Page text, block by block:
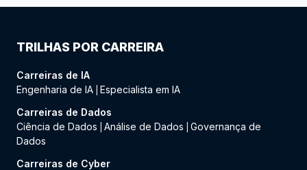
TRILHAS POR CARREIRA
Carreiras de IA
Engenharia de IA Especialista em IA
Carreiras de Dados
Ciência de Dados
Análise de Dados
Governança de
Dados
Carreiras de Cyber